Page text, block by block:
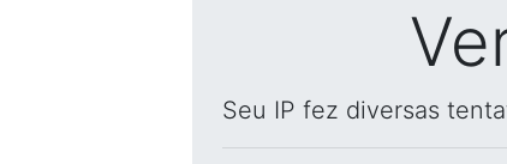
Seu IP fez diversas